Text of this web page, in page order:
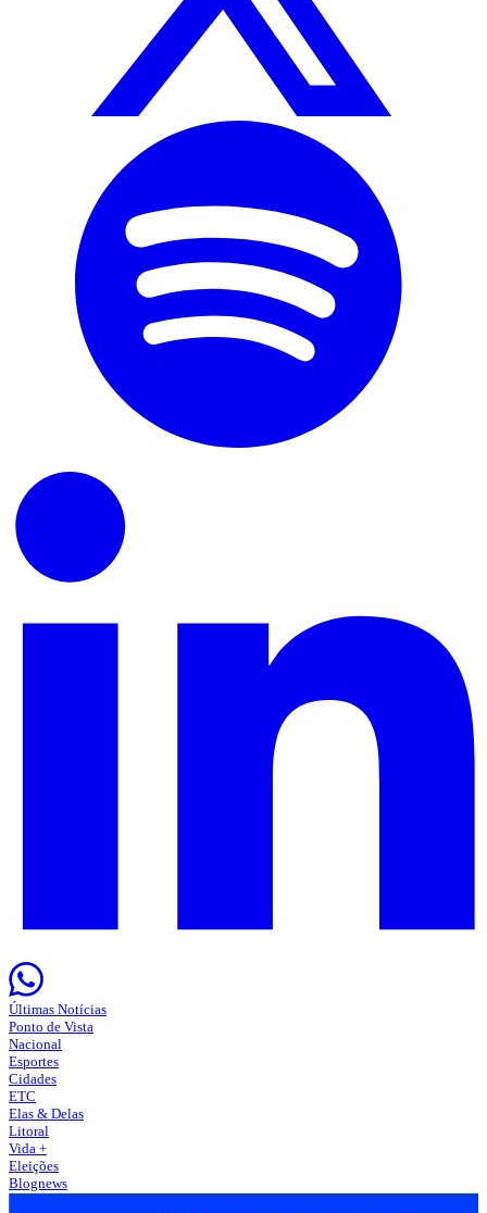
Últimas Notícias
Ponto de Vista
Nacional
Esportes
Cidades
ETC
Elas & Delas
Litoral
Vida +
Eleições
Blognews